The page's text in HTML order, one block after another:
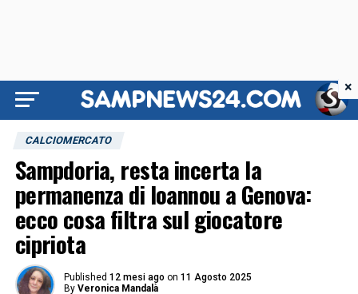
CALCIOMERCATO
Sampdoria, resta incerta la
permanenza di Ioannou a Genova:
ecco cosa filtra sul giocatore
cipriota
Published 12 mesi ago on 11 Agosto 2025
By Veronica Mandalà
×